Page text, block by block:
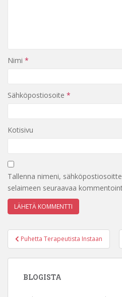
Nimi *
Sähköpostiosoite *
Kotisivu
Tallenna nimeni,
selaimeen seuraavaa
Artikkelien
selaus
Puhetta Terapeutista Instaan
BLOGISTA